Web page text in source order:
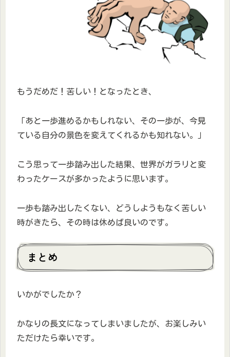
もうだめだ！苦しい！となったとき、
「あと一歩進めるかもしれない、その一歩が、今見
ている自分の景色を変えてくれるかも知れない。」
こう思って一歩踏み出した結果、世界がガラリと変
わったケースが多かったように思います。
一歩も踏み出したくない、どうしようもなく苦しい
時がきたら、その時は休めば良いのです。
まとめ
いかがでしたか？
かなりの長文になってしまいましたが、お楽しみい
ただけたら幸いです。